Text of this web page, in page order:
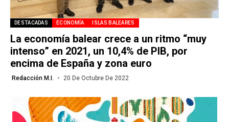
DESTACADAS ECONOMÍA ISLAS BALEARES
La economía balear crece a un ritmo “muy
intenso” en 2021, un 10,4% de PIB, por
encima de España y zona euro
Redacción M.I. 20 De Octubre De 2022